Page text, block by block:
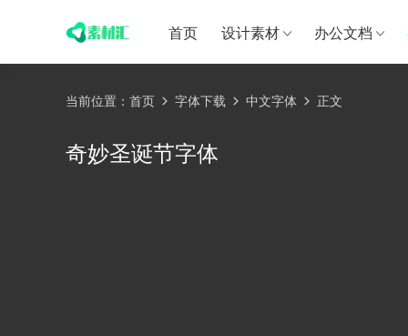
首页 设计素材 办公文档
当前位置： 首页 字体下载 中文字体 正文
奇妙圣诞节字体